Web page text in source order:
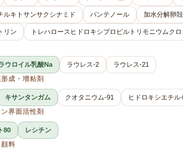
ルキトサンサクシナミド パンテノール 加水分解卵
リン
トレハロースヒドロキシプロピルトリモニウムクロ
ウロイル乳酸Na ラウレス-2
ラウレス-21
成・増粘剤
キサンタンガム クオタニウム-91
ヒドロキシエチル
界面活性剤
80
レシチン
料